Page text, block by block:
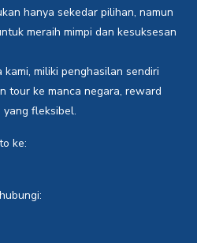
hanya sekedar pilihan, namun
meraih mimpi dan kesuksesan
miliki penghasilan sendiri
tour ke manca negara, reward
fleksibel.
ke: